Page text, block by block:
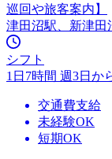
巡回や旅客案内】
津田沼駅、新津田
シフト
1日7時間 週3日か
交通費支給
未経験OK
短期OK